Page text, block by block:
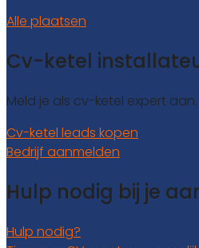
Alle plaatsen
Cv-ketel
Meld je als cv-ketel expert aan.
Cv-ketel leads kopen
Bedrijf aanmelden
Hulp nodig bij je
Hulp nodig?